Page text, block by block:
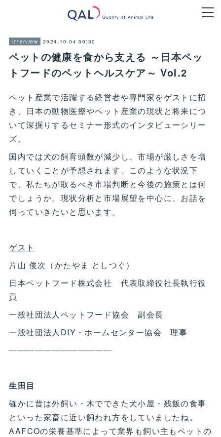
Interview 2024.10.04 00:30
ペットの健康を食から支える ～日本ペッ
トフードのペットヘルスケア～ Vol.2
ペット産業で活躍する経営者や専門家をゲストに招
き、日本の動物医療やペット産業の現状と将来につ
いて深掘りするセミナー形式のインタビューシリー
ズ。
国内では犬の飼育頭数が減少し、市場が厳しさを増
していくことが予想されます。このような状況下
で、私たちが取るべき市場判断と今後の施策とは何
でしょうか。現状分析と市場展望を中心に、お話を
伺っていきたいと思います。
ゲスト
片山 俊次（かたやま としつぐ）
日本ペットフード株式会社 代表取締役社長執行役
員
一般社団法人ペットフード協会 副会長
一般社団法人DIY・ホームセンター協会 理事
――――――――――――
生田目
確かに昔は外飼い・木でできた犬小屋・残飯の食事
といった家畜に近い飼われ方をしていましたね。
AAFCOの栄養基準によって業界も飼い主もペットの